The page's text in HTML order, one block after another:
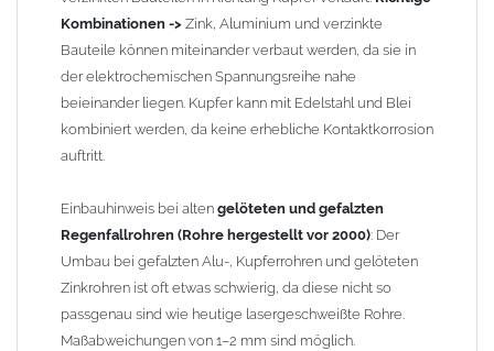
Kombinationen -> Zink, Aluminium und verzinkte
Bauteile können miteinander verbaut werden, da sie in
der elektrochemischen Spannungsreihe nahe
beieinander liegen. Kupfer kann mit Edelstahl und Blei
kombiniert werden, da keine erhebliche Kontaktkorrosion
auftritt.
Einbauhinweis bei alten gelöteten und gefalzten
Regenfallrohren (Rohre hergestellt vor 2000): Der
Umbau bei gefalzten Alu-, Kupferrohren und gelöteten
Zinkrohren ist oft etwas schwierig, da diese nicht so
passgenau sind wie heutige lasergeschweißte Rohre.
Maßabweichungen von 1–2 mm sind möglich.